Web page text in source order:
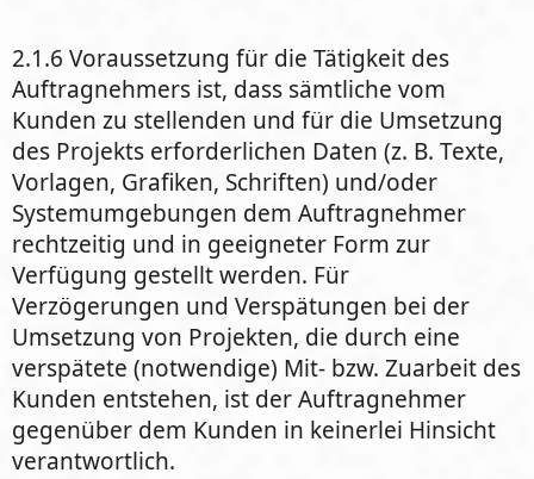
2.1.6 Voraussetzung für die Tätigkeit des
Auftragnehmers ist, dass sämtliche vom
Kunden zu stellenden und für die Umsetzung
des Projekts erforderlichen Daten (z. B. Texte,
Vorlagen, Grafiken, Schriften) und/oder
Systemumgebungen dem Auftragnehmer
rechtzeitig und in geeigneter Form zur
Verfügung gestellt werden. Für
Verzögerungen und Verspätungen bei der
Umsetzung von Projekten, die durch eine
verspätete (notwendige) Mit- bzw. Zuarbeit des
Kunden entstehen, ist der Auftragnehmer
gegenüber dem Kunden in keinerlei Hinsicht
verantwortlich.